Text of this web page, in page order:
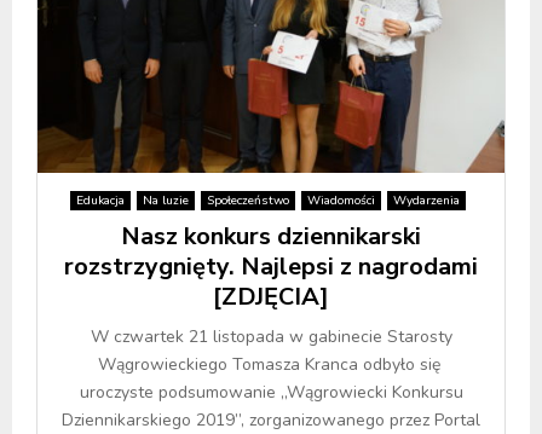
Edukacja Na luzie Społeczeństwo Wiadomości Wydarzenia
Nasz konkurs dziennikarski
rozstrzygnięty. Najlepsi z nagrodami
[ZDJĘCIA]
W czwartek 21 listopada w gabinecie Starosty
Wągrowieckiego Tomasza Kranca odbyło się
uroczyste podsumowanie „Wągrowiecki Konkursu
Dziennikarskiego 2019”, zorganizowanego przez Portal